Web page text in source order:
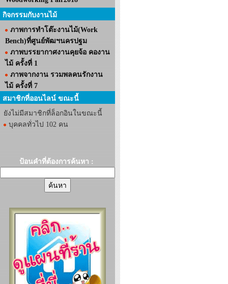
กิจกรรมกับงานไม้
ภาพการทำโต๊ะงานไม้(Work
Bench)ที่ศูนย์พัฒฯนครปฐม
ภาพบรรยากาศงานคุยจ้อ คองาน
ไม้ ครั้งที่ 1
ภาพจากงาน รวมพลคนรักงาน
ไม้ ครั้งที่ 7
สมาชิกที่ออนไลน์ ขณะนี้
ยังไม่มีสมาชิกที่ล็อกอินในขณะนี้
บุคคลทั่วไป 102 คน
ป้อนคำที่ต้องการค้นหา :